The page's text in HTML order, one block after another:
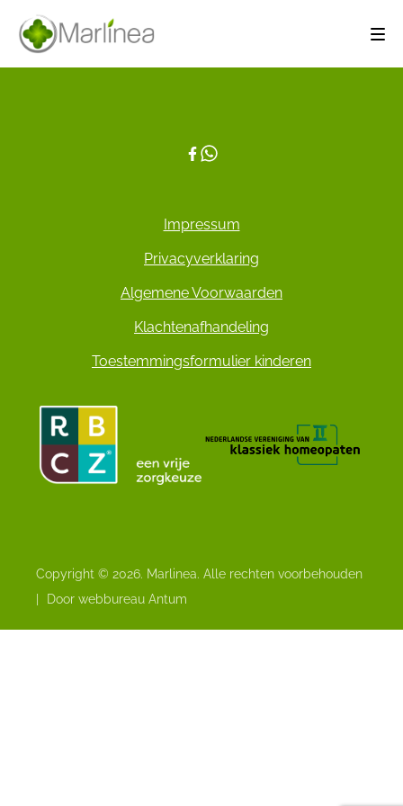
Impressum
Privacyverklaring
Algemene Voorwaarden
Klachtenafhandeling
Toestemmingsformulier kinderen
Copyright © 2026. Marlinea. Alle rechten voorbehouden
Door webbureau Antum